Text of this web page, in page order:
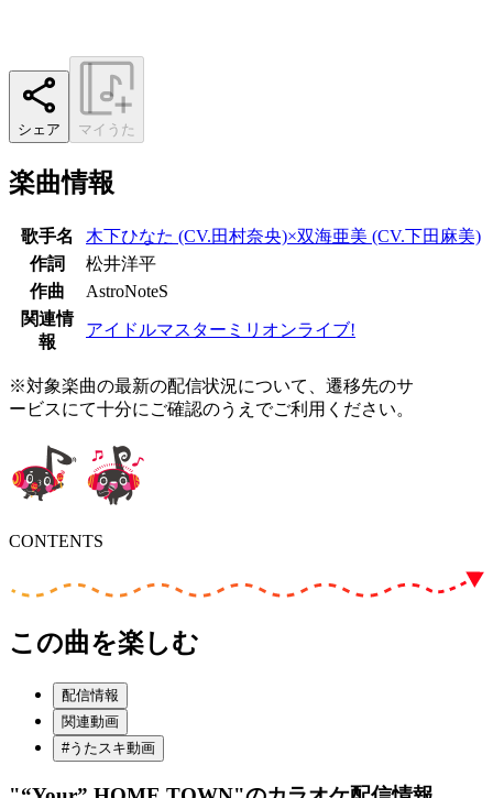
シェア マイうた
楽曲情報
歌手名
木下ひなた (CV.田村奈央)×双海亜美 (CV.下田麻美)
作詞
松井洋平
作曲
AstroNoteS
関連情
報
アイドルマスターミリオンライブ!
※対象楽曲の最新の配信状況について、遷移先のサ
ービスにて十分にご確認のうえでご利用ください。
CONTENTS
この曲を楽しむ
配信情報
関連動画
#うたスキ動画